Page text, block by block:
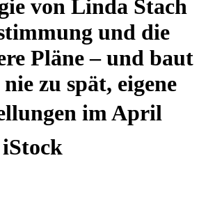
von Linda Stach
und die
Pläne – und baut
zu spät, eigene
im April